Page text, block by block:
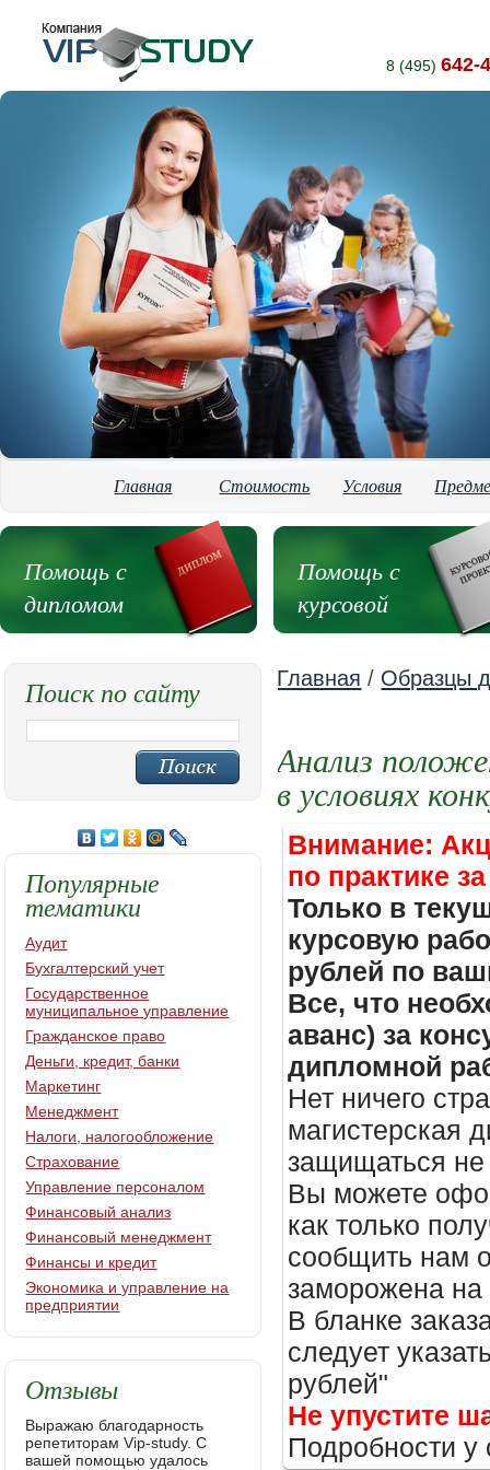
8 (495) 642-
Главная Стоимость Условия
Помощь с
дипломом
Помощь с
курсовой
Главная / Образцы
Анализ
в условиях
Внимание:
по практике
Только в
курсовую
рублей по
Все, что
аванс) за
дипломной
Нет ничего
магистерская
защищаться не
Вы можете
как только
сообщить нам
заморожена
В бланке
следует
рублей"
Не упустите
Подробности
Поиск по сайту
Популярные
тематики
Аудит
Бухгалтерский учет
Государственное
муниципальное управление
Гражданское право
Деньги, кредит, банки
Маркетинг
Менеджмент
Налоги, налогообложение
Страхование
Управление персоналом
Финансовый анализ
Финансовый менеджмент
Финансы и кредит
Экономика и управление на
предприятии
Отзывы
Выражаю благодарность
репетиторам Vip-study. С
вашей помощью удалось